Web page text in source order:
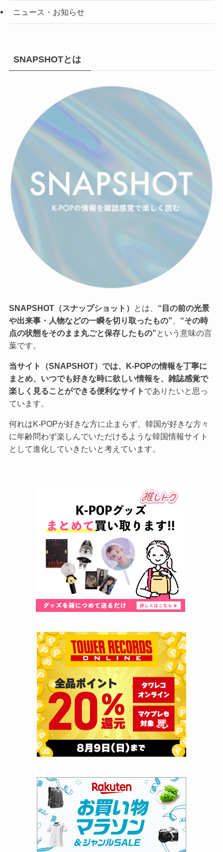
ニュース・お知らせ
SNAPSHOTとは
SNAPSHOT（スナップショット） とは、 “目の前の光景
や出来事・人物などの一瞬を切り取ったもの”
“その時
点の状態をそのまま丸ごと保存したもの” という意味の言
葉です。
当サイト（SNAPSHOT）では、K-POPの情報を丁寧に
まとめ、いつでも好きな時に欲しい情報を、雑誌感覚で
楽しく見ることができる便利なサイト でありたいと思っ
ています。
何れはK-POPが好きな方に止まらず、韓国が好きな方々
に年齢問わず楽しんでいただけるような韓国情報サイト
として進化していきたいと考えています。